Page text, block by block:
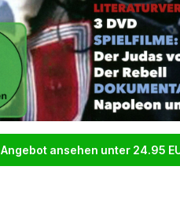
Angebot ansehen unter 24.95